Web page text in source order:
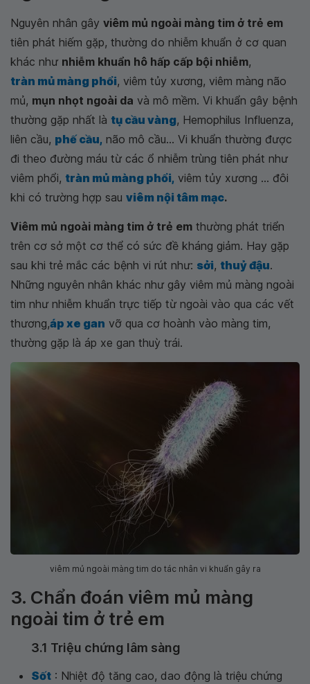
Nguyên nhân gây viêm mủ ngoài màng tim ở trẻ em
tiên phát hiếm gặp, thường do nhiễm khuẩn ở cơ quan
khác như nhiễm khuẩn hô hấp cấp bội nhiễm,
tràn mủ màng phổi, viêm tủy xương, viêm màng não
mủ, mụn nhọt ngoài da và mô mềm. Vi khuẩn gây bệnh
thường gặp nhất là tụ cầu vàng, Hemophilus Influenza,
liên cầu, phế cầu, não mô cầu... Vi khuẩn thường được
đi theo đường máu từ các ổ nhiễm trùng tiên phát như
viêm phổi, tràn mủ màng phổi, viêm tủy xương ... đôi
khi có trường hợp sau viêm nội tâm mạc.
Viêm mủ ngoài màng tim ở trẻ em thường phát triển
trên cơ sở một cơ thể có sức đề kháng giảm. Hay gặp
sau khi trẻ mắc các bệnh vi rút như: sởi, thuỷ đậu.
Những nguyên nhân khác như gây viêm mủ màng ngoài
tim như nhiễm khuẩn trực tiếp từ ngoài vào qua các vết
thương,áp xe gan vỡ qua cơ hoành vào màng tim,
thường gặp là áp xe gan thuỳ trái.
viêm mủ ngoài màng tim do tác nhân vi khuẩn gây ra
3. Chẩn đoán viêm mủ màng
ngoài tim ở trẻ em
3.1 Triệu chứng lâm sàng
Sốt : Nhiệt độ tăng cao, dao động là triệu chứng